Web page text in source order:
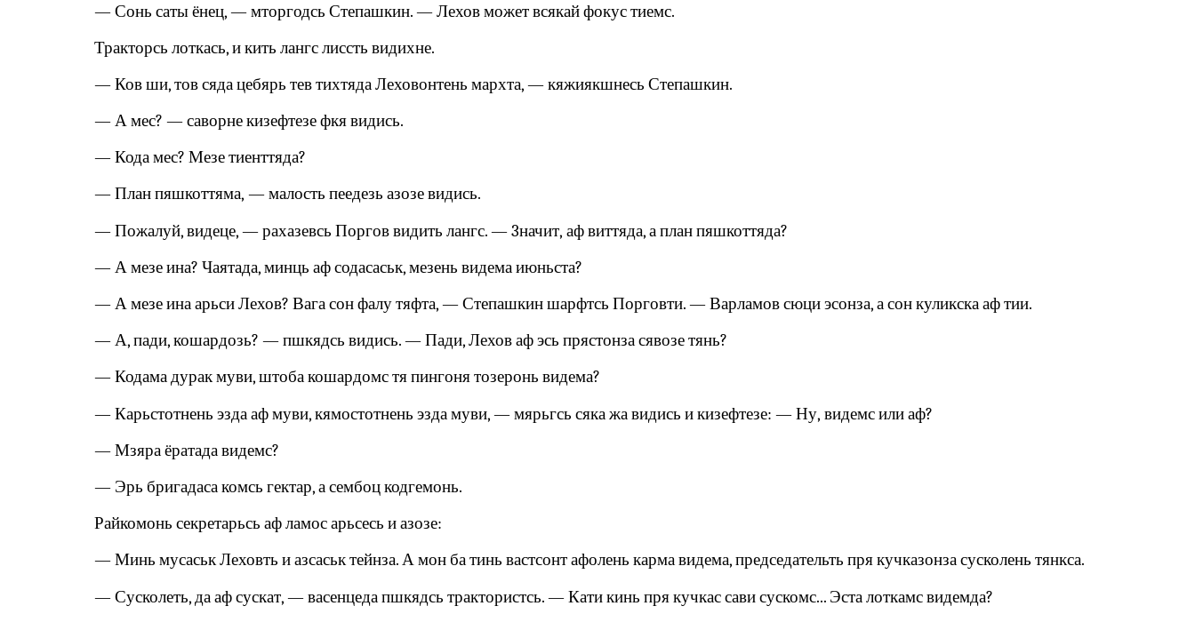
— Сонь саты ёнец, — мторгодсь Степашкин. — Лехов может всякай фокус тиемс.
Тракторсь лоткась, и кить лангс лиссть видихне.
— Ков ши, тов сяда цебярь тев тихтяда Леховонтень мархта, — кяжиякшнесь Степашкин.
— А мес? — саворне кизефтезе фкя видись.
— Кода мес? Мезе тиенттяда?
— План пяшкоттяма‚ — малость пеедезь азозе видись.
— Пожалуй, видеце, — рахазевсь Поргов видить лангс. — 3начит‚ аф виттяда, а план пяшкоттяда?
— А мезе ина? Чаятада, минць аф содасаськ, мезень видема июньста?
— А мезе ина арьси Лехов? Вага сон фалу тяфта, — Степашкин шарфтсь Порговти. — Варламов сюци эсонза, а сон куликска аф тии.
— А, пади, кошардозь? — пшкядсь видись. — Пади, Лехов аф эсь прястонза сявозе тянь?
— Кодама дурак муви, штоба кошардомс тя пингоня тозеронь видема?
— Карьстотнень эзда аф муви, кямостотнень эзда муви, — мярьгсь сяка жа видись и кизефтезе: — Ну‚ видемс или аф?
— Мзяра ёратада видемс?
— Эрь бригадаса комсь гектар, а сембоц кодгемонь.
Райкомонь секретарьсь аф ламос арьсесь и азозе:
— Минь мусаськ Леховть и азсаськ тейнза. А мон ба тинь вастсонт афолень карма видема, председательть пря кучказонза сусколень тянкса.
— Сусколеть, да аф сускат, — васенцеда пшкядсь трактористсь. — Кати кинь пря кучкас сави сускомс... Эста лоткамс видемда?